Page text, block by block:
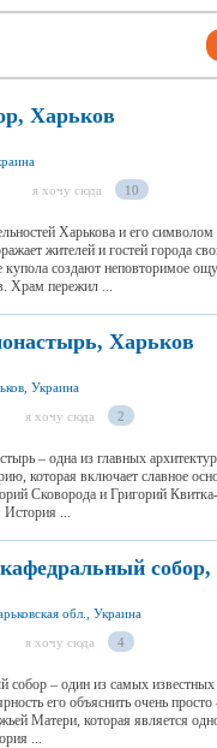
Харьков
я хочу сюда 10
Харькова и его
жителей и гостей города
создают неповторимое
Храм пережил ...
Харьков
Украина
я хочу сюда 2
– одна из главных
которая включает славное
Сковорода и Григорий
История ...
обл., Украина
я хочу сюда 4
собор – один из самых
его объяснить очень просто
Матери, которая является
...